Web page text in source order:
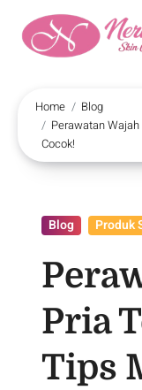
Home
Blog
Perawatan
Cocok!
Blog Produk
Pria
Tips